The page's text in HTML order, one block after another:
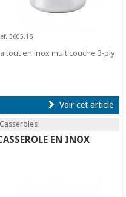
3605.16
en inox multicouche 3-ply
Voir cet article
Casseroles
EN INOX